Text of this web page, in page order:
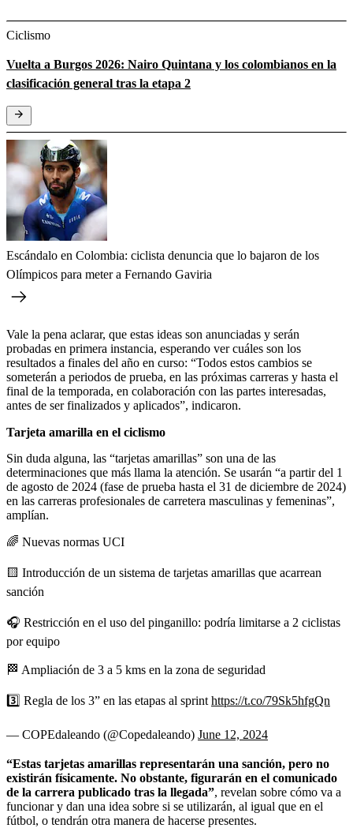
Ciclismo
Vuelta a Burgos 2026: Nairo Quintana y los colombianos en la
clasificación general tras la etapa 2
Escándalo en Colombia: ciclista denuncia que lo bajaron de los
Olímpicos para meter a Fernando Gaviria
Vale la pena aclarar, que estas ideas son anunciadas y serán
probadas en primera instancia, esperando ver cuáles son los
resultados a finales del año en curso: “Todos estos cambios se
someterán a periodos de prueba, en las próximas carreras y hasta el
final de la temporada, en colaboración con las partes interesadas,
antes de ser finalizados y aplicados”, indicaron.
Tarjeta amarilla en el ciclismo
Sin duda alguna, las “tarjetas amarillas” son una de las
determinaciones que más llama la atención. Se usarán “a partir del 1
de agosto de 2024 (fase de prueba hasta el 31 de diciembre de 2024)
en las carreras profesionales de carretera masculinas y femeninas”,
amplían.
🌈 Nuevas normas UCI
🟨 Introducción de un sistema de tarjetas amarillas que acarrean
sanción
🎧 Restricción en el uso del pinganillo: podría limitarse a 2 ciclistas
por equipo
🏁 Ampliación de 3 a 5 kms en la zona de seguridad
3️⃣ Regla de los 3” en las etapas al sprint https://t.co/79Sk5hfgQn
— COPEdaleando (@Copedaleando) June 12, 2024
“Estas tarjetas amarillas representarán una sanción, pero no
existirán físicamente. No obstante, figurarán en el comunicado
de la carrera publicado tras la llegada”, revelan sobre cómo va a
funcionar y dan una idea sobre si se utilizarán, al igual que en el
fútbol, o tendrán otra manera de hacerse presentes.